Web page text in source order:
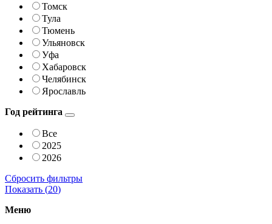
Томск
Тула
Тюмень
Ульяновск
Уфа
Хабаровск
Челябинск
Ярославль
Год рейтинга
Все
2025
2026
Сбросить фильтры
Показать (20)
Меню